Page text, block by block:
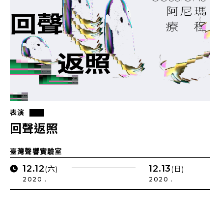
表演
回聲返照
臺灣聲響實驗室
12.12(六)
2020 .
12.13(日)
2020 .